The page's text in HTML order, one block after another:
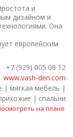
и
дизайном и
Она
европейским
+7 (929) 005 08 12
www.vash-den.com
| мягкая мебель |
| спальни
на плане